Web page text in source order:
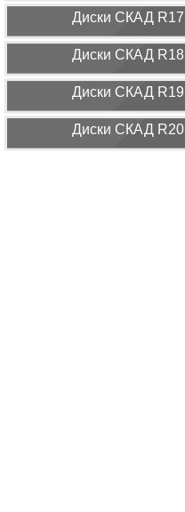
Диcки СКАД R17
Диcки СКАД R18
Диcки СКАД R19
Диcки СКАД R20